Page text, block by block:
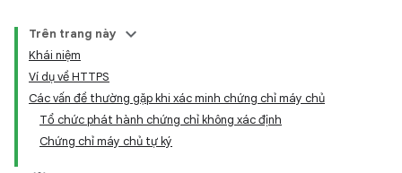
Trên trang này
Khái niệm
Ví dụ về HTTPS
Các vấn đề thường gặp khi xác minh chứng chỉ máy chủ
Tổ chức phát hành chứng chỉ không xác định
Chứng chỉ máy chủ tự ký